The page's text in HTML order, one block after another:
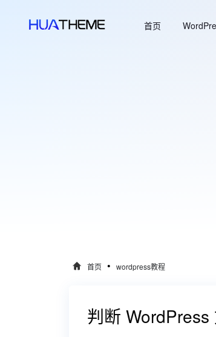
首页
首页 • wordpress教程
判断